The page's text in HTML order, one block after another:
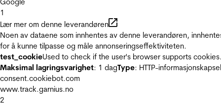
1
Lær mer om denne leverandøren
Noen av dataene som innhentes av denne leverandøren,
for å kunne tilpasse og måle annonseringseffektiviteten.
test_cookieUsed to check if the user's browser supports
Maksimal lagringsvarighet: 1 dagType: HTTP-informasjonskapsel
consent.cookiebot.com
www.track.garnius.no
2